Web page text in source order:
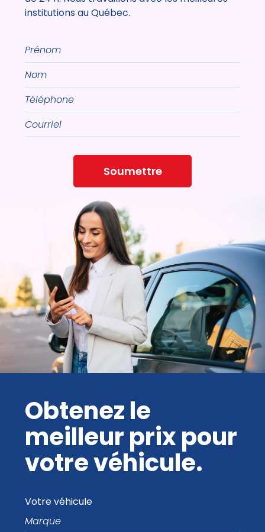
institutions au Québec.
Prénom
Nom
Téléphone
Courriel
Soumettre
Obtenez le
meilleur prix pour
votre véhicule.
Votre véhicule
Marque